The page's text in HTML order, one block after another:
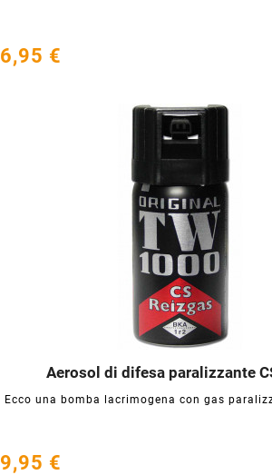
6,95 €
Aerosol di difesa paralizzante
Ecco una bomba lacrimogena con gas
   
9,95 €